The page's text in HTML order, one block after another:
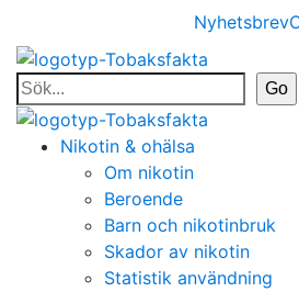
Nyhetsbrev
Nikotin & ohälsa
Om nikotin
Beroende
Barn och nikotinbruk
Skador av nikotin
Statistik användning